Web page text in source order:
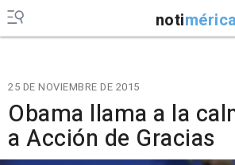
notimérica
25 DE NOVIEMBRE DE 2015
Obama llama a la
a Acción de Gracias